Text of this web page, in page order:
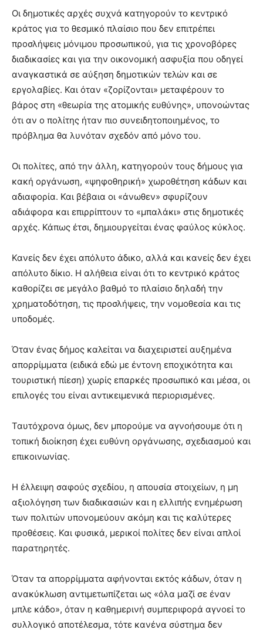
Οι δημοτικές αρχές συχνά κατηγορούν το κεντρικό
κράτος για το θεσμικό πλαίσιο που δεν επιτρέπει
προσλήψεις μόνιμου προσωπικού, για τις χρονοβόρες
διαδικασίες και για την οικονομική ασφυξία που οδηγεί
αναγκαστικά σε αύξηση δημοτικών τελών και σε
εργολαβίες. Και όταν «ζορίζονται» μεταφέρουν το
βάρος στη «θεωρία της ατομικής ευθύνης», υπονοώντας
ότι αν ο πολίτης ήταν πιο συνειδητοποιημένος, το
πρόβλημα θα λυνόταν σχεδόν από μόνο του.
Οι πολίτες, από την άλλη, κατηγορούν τους δήμους για
κακή οργάνωση, «ψηφοθηρική» χωροθέτηση κάδων και
αδιαφορία. Και βέβαια οι «άνωθεν» σφυρίζουν
αδιάφορα και επιρρίπτουν το «μπαλάκι» στις δημοτικές
αρχές. Κάπως έτσι, δημιουργείται ένας φαύλος κύκλος.
Κανείς δεν έχει απόλυτο άδικο, αλλά και κανείς δεν έχει
απόλυτο δίκιο. Η αλήθεια είναι ότι το κεντρικό κράτος
καθορίζει σε μεγάλο βαθμό το πλαίσιο δηλαδή την
χρηματοδότηση, τις προσλήψεις, την νομοθεσία και τις
υποδομές.
Όταν ένας δήμος καλείται να διαχειριστεί αυξημένα
απορρίμματα (ειδικά εδώ με έντονη εποχικότητα και
τουριστική πίεση) χωρίς επαρκές προσωπικό και μέσα, οι
επιλογές του είναι αντικειμενικά περιορισμένες.
Ταυτόχρονα όμως, δεν μπορούμε να αγνοήσουμε ότι η
τοπική διοίκηση έχει ευθύνη οργάνωσης, σχεδιασμού και
επικοινωνίας.
Η έλλειψη σαφούς σχεδίου, η απουσία στοιχείων, η μη
αξιολόγηση των διαδικασιών και η ελλιπής ενημέρωση
των πολιτών υπονομεύουν ακόμη και τις καλύτερες
προθέσεις. Και φυσικά, μερικοί πολίτες δεν είναι απλοί
παρατηρητές.
Όταν τα απορρίμματα αφήνονται εκτός κάδων, όταν η
ανακύκλωση αντιμετωπίζεται ως «όλα μαζί σε έναν
μπλε κάδο», όταν η καθημερινή συμπεριφορά αγνοεί το
συλλογικό αποτέλεσμα, τότε κανένα σύστημα δεν